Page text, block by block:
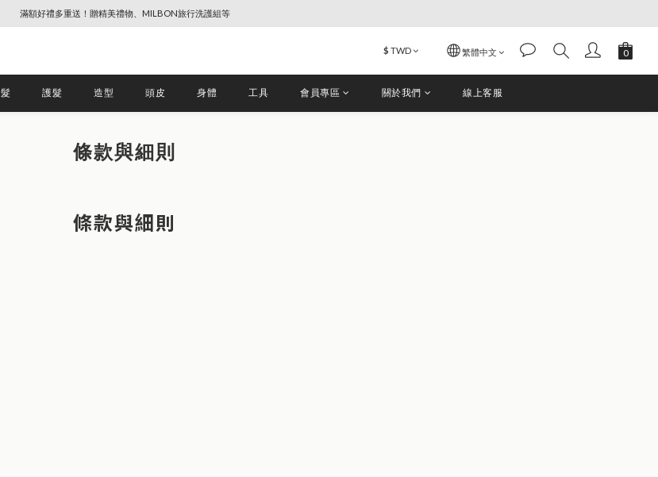
🔥88節專屬奢寵、全館限時優惠【點擊查看】
滿額好禮多重送！贈精美禮物、MILBON旅行洗護組等
$ TWD 繁體中文
護髮 造型 頭皮 身體 工具 會員專區 關於我們 線上客服
條款與細則
條款與細則